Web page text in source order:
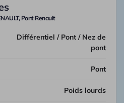
Pont Renault
Différentiel / Pont / Nez de
pont
Pont
Poids lourds